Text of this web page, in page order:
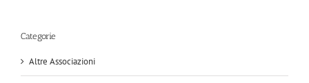
Categorie
Altre Associazioni